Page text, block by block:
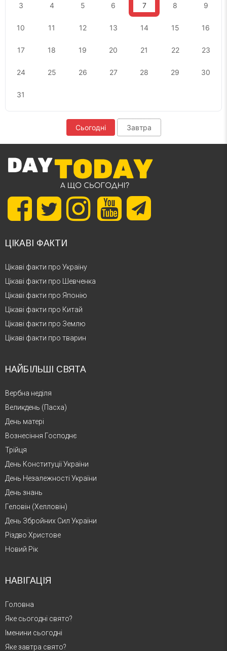
3 4 5 6 7 8 9
10 11 12 13 14 15 16
17 18 19 20 21 22 23
24 25 26 27 28 29 30
31
Сьогодні Завтра
ЦІКАВІ ФАКТИ
Цікаві факти про Україну
Цікаві факти про Шевченка
Цікаві факти про Японію
Цікаві факти про Китай
Цікаві факти про Землю
Цікаві факти про тварин
НАЙБІЛЬШІ СВЯТА
Вербна неділя
Великдень (Пасха)
День матері
Вознесіння Господнє
Трійця
День Конституції України
День Незалежності України
День знань
Геловін (Хелловін)
День Збройних Сил України
Різдво Христове
Новий Рік
НАВІГАЦІЯ
Головна
Яке сьогодні свято?
Іменини сьогодні
Яке завтра свято?